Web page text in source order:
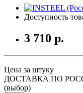
Доступность
3 710 р.
Цена за штуку
ДОСТАВКА ПО
(выбор)